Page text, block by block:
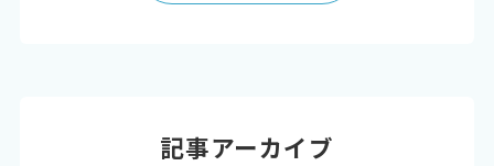
記事アーカイブ